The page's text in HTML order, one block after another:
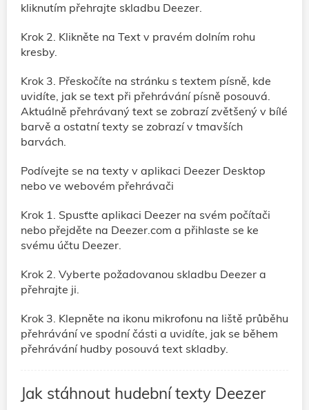
kliknutím přehrajte skladbu Deezer.
Krok 2. Klikněte na Text v pravém dolním rohu
kresby.
Krok 3. Přeskočíte na stránku s textem písně, kde
uvidíte, jak se text při přehrávání písně posouvá.
Aktuálně přehrávaný text se zobrazí zvětšený v bílé
barvě a ostatní texty se zobrazí v tmavších
barvách.
Podívejte se na texty v aplikaci Deezer Desktop
nebo ve webovém přehrávači
Krok 1. Spusťte aplikaci Deezer na svém počítači
nebo přejděte na Deezer.com a přihlaste se ke
svému účtu Deezer.
Krok 2. Vyberte požadovanou skladbu Deezer a
přehrajte ji.
Krok 3. Klepněte na ikonu mikrofonu na liště průběhu
přehrávání ve spodní části a uvidíte, jak se během
přehrávání hudby posouvá text skladby.
Jak stáhnout hudební texty Deezer